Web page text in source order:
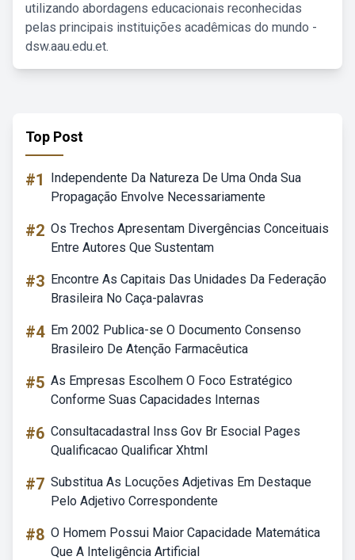
utilizando abordagens educacionais reconhecidas
pelas principais instituições acadêmicas do mundo -
dsw.aau.edu.et.
Top Post
#1
Independente Da Natureza De Uma Onda Sua
Propagação Envolve Necessariamente
#2 Os Trechos Apresentam Divergências Conceituais
Entre Autores Que Sustentam
#3 Encontre As Capitais Das Unidades Da Federação
Brasileira No Caça-palavras
#4 Em 2002 Publica-se O Documento Consenso
Brasileiro De Atenção Farmacêutica
#5 As Empresas Escolhem O Foco Estratégico
Conforme Suas Capacidades Internas
#6 Consultacadastral Inss Gov Br Esocial Pages
Qualificacao Qualificar Xhtml
#7 Substitua As Locuções Adjetivas Em Destaque
Pelo Adjetivo Correspondente
#8 O Homem Possui Maior Capacidade Matemática
Que A Inteligência Artificial